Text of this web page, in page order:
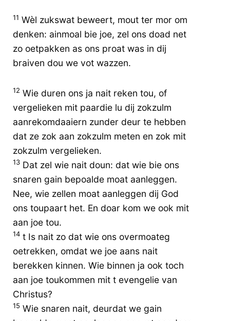
11 Wèl zukswat beweert, mout ter mor om
denken: ainmoal bie joe, zel ons doad net
zo oetpakken as ons proat was in dij
braiven dou we vot wazzen.
12 Wie duren ons ja nait reken tou, of
vergelieken mit paardie lu dij zokzulm
aanrekomdaaiern zunder deur te hebben
dat ze zok aan zokzulm meten en zok mit
zokzulm vergelieken.
13 Dat zel wie nait doun: dat wie bie ons
snaren gain bepoalde moat aanleggen.
Nee, wie zellen moat aanleggen dij God
ons toupaart het. En doar kom we ook mit
aan joe tou.
14 t Is nait zo dat wie ons overmoateg
oetrekken, omdat we joe aans nait
berekken kinnen. Wie binnen ja ook toch
aan joe toukommen mit t evengelie van
Christus?
15 Wie snaren nait, deurdat we gain